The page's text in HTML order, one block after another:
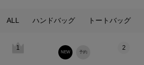
ALL ハンドバッグ トートバッグ
1
予約
NEW
2